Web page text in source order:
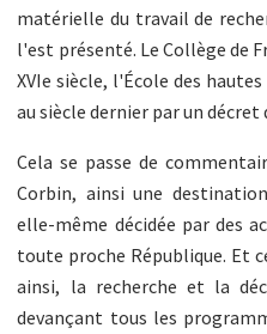
matérielle du travail de
l'est présenté. Le Collège de
XVIe siècle, l'École des
au siècle dernier par un décret
Cela se passe de
Corbin, ainsi une
elle-même décidée par des
toute proche République. Et
ainsi, la recherche et la
devançant tous les